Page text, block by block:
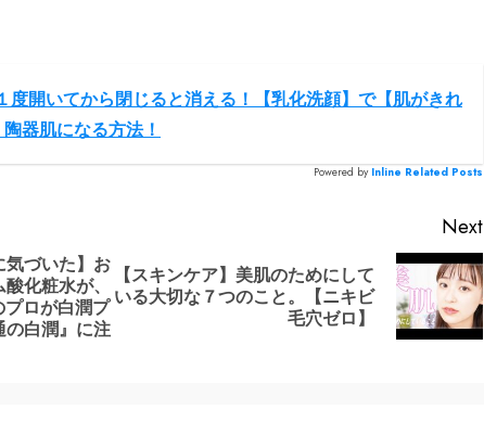
度開いてから閉じると消える！【乳化洗顔】で【肌がきれ
器肌になる方法！
Powered by Inline Related Posts
Previous
post:
気づいた】お
化粧水が、
ロが白潤プ
の白潤』に注
Next
Next
【スキンケア】美肌のためにして
いる大切な７つのこと。【ニキビ
毛穴ゼロ】